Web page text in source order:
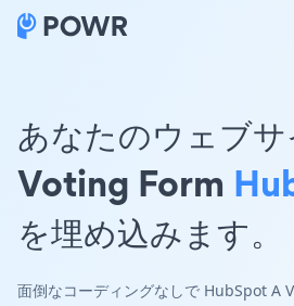
あなたのウェブ
Voting Form
を埋め込みます。
面倒なコーディングなしで HubSpot A